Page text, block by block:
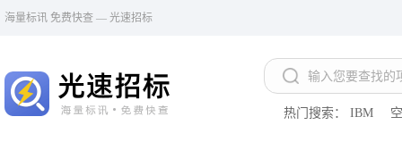
海量标讯 免费快查 — 光速招标
热门搜索： IBM